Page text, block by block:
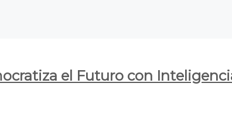
el Futuro con